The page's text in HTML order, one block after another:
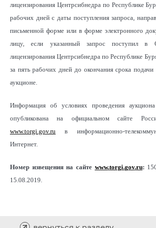
лицензирования Центрсибнедра по Республике
рабочих дней с даты поступления запроса,
письменной форме или в форме электронного
лицу, если указанный запрос поступил в
лицензирования Центрсибнедра по Республике
за пять рабочих дней до окончания срока подачи
аукционе.
Информация об условиях проведения
опубликована на официальном сайте
www.torgi.gov.ru в информационно-
Интернет.
Номер извещения на сайте www.torgi.gov.ru:
15.08.2019.